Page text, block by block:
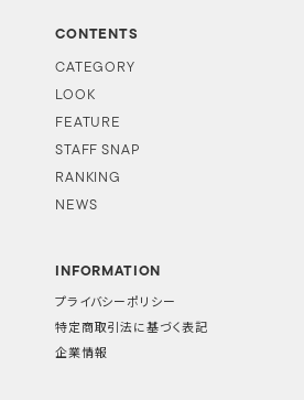
CONTENTS
CATEGORY
LOOK
FEATURE
STAFF SNAP
RANKING
NEWS
INFORMATION
プライバシーポリシー
特定商取引法に基づく表記
企業情報